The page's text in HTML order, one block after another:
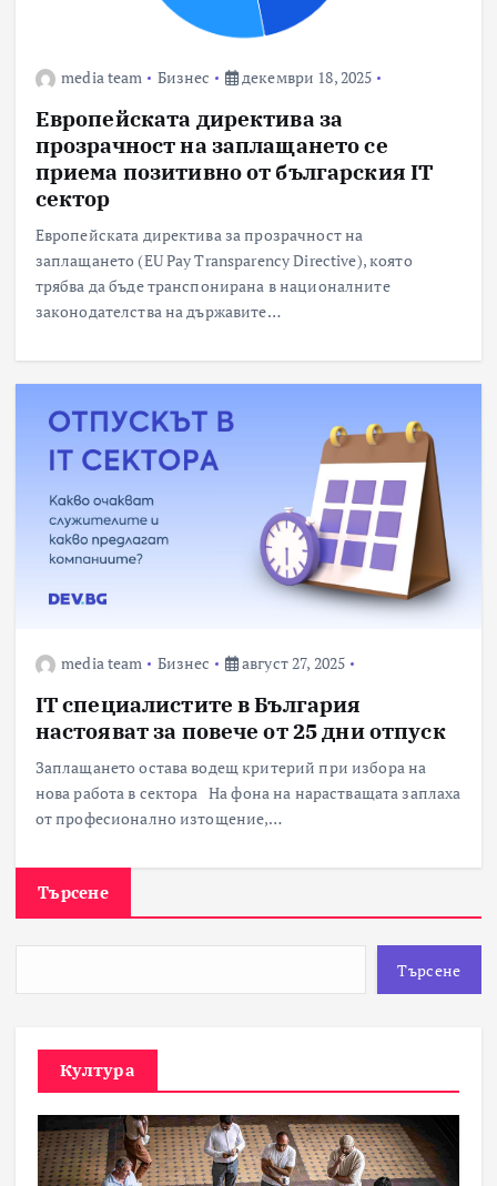
media team Бизнес декември 18, 2025
Европейската директива за
прозрачност на заплащането се
приема позитивно от българския IT
сектор
Европейската директива за прозрачност на
заплащането (EU Pay Transparency Directive), която
трябва да бъде транспонирана в националните
законодателства на държавите…
media team Бизнес август 27, 2025
IT специалистите в България
настояват за повече от 25 дни отпуск
Заплащането остава водещ критерий при избора на
нова работа в сектора На фона на нарастващата заплаха
от професионално изтощение,…
Търсене
Търсене
Култура